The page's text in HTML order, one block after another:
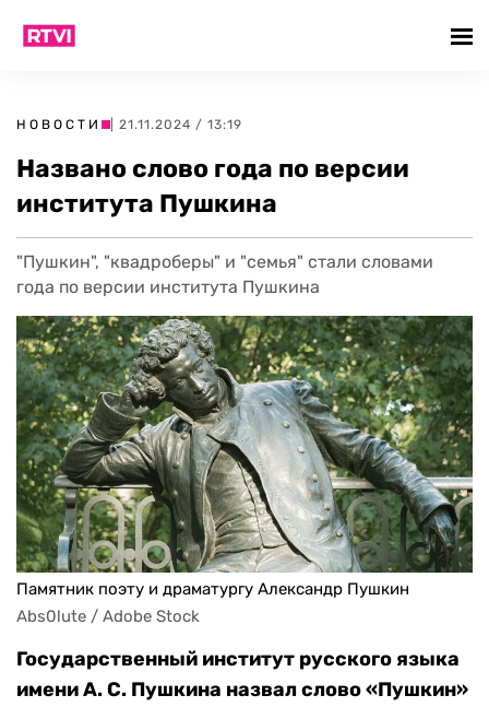
НОВОСТИ | 21.11.2024 / 13:19
Названо слово года по версии
института Пушкина
"Пушкин", "квадроберы" и "семья" стали словами
года по версии института Пушкина
Памятник поэту и драматургу Александр Пушкин
Abs0lute / Adobe Stock
Государственный институт русского языка
имени А. С. Пушкина назвал слово «Пушкин»